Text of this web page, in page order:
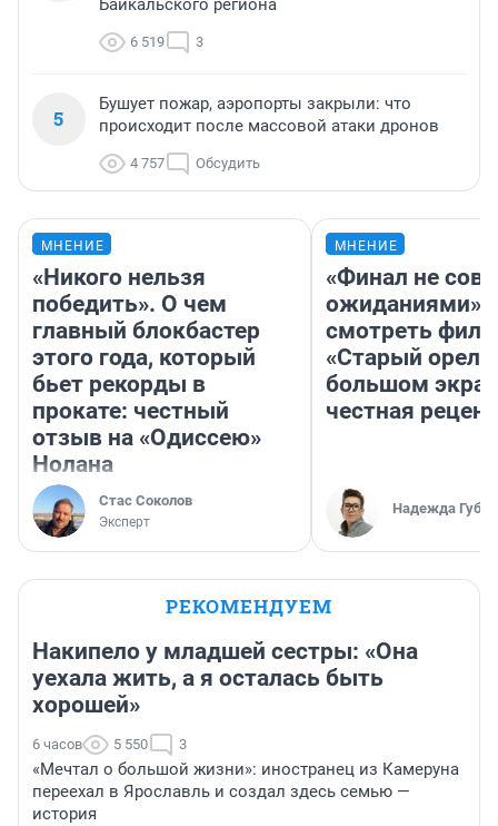
Байкальского региона
6 519 3
5
Бушует пожар, аэропорты закрыли: что
происходит после массовой атаки дронов
4 757 Обсудить
МНЕНИЕ
«Никого нельзя
победить». О чем
главный блокбастер
этого года, который
бьет рекорды в
прокате: честный
отзыв на «Одиссею»
Нолана
Стас Соколов
Эксперт
МНЕНИЕ
«Финал не
ожиданиями»:
смотреть
«Старый орел»
большом
честная
Надежда
РЕКОМЕНДУЕМ
Накипело у младшей сестры: «Она
уехала жить, а я осталась быть
хорошей»
6 часов 5 550 3
«Мечтал о большой жизни»: иностранец из Камеруна
переехал в Ярославль и создал здесь семью —
история